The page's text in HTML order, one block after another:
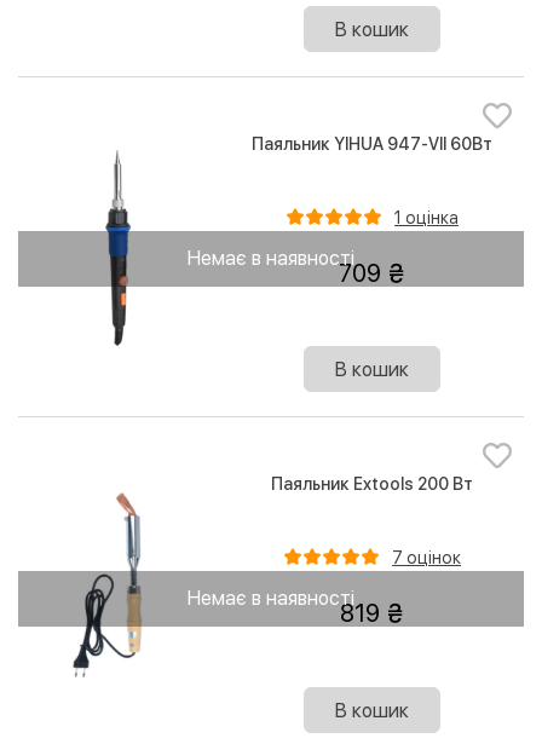
В кошик
Немає в наявності
Паяльник YIHUA 947-VII 60Вт
1 оцінка
709
В кошик
Немає в наявності
Паяльник Extools 200 Вт
7 оцінок
819
В кошик